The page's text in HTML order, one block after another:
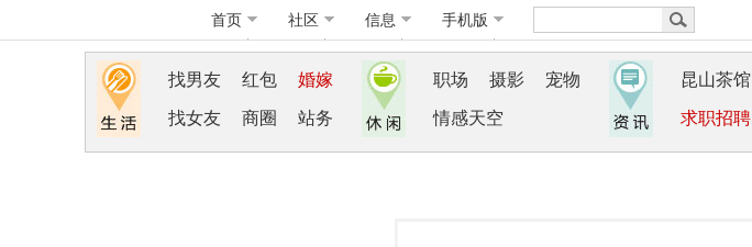
首页 社区 信息 手机版
找男友 红包 婚嫁
找女友 商圈 站务
职场 摄影 宠物
情感天空
昆山茶馆
求职招聘